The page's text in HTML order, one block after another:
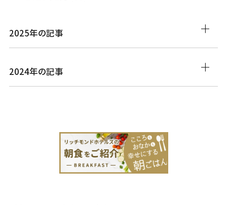
2025年の記事
2024年の記事